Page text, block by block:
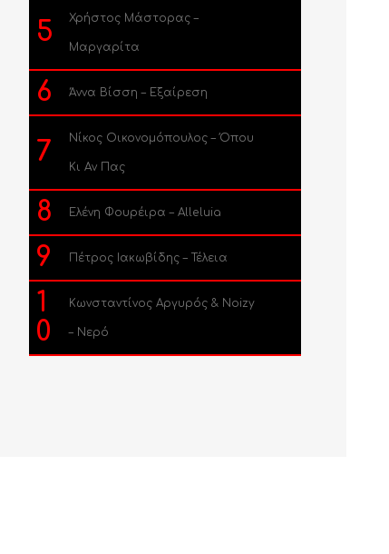
5 Χρήστος Μάστορας –
Μαργαρίτα
6 Άννα Βίσση – Εξαίρεση
7 Νίκος Οικονομόπουλος – Όπου
Κι Αν Πας
8 Ελένη Φουρέιρα – Alleluia
9 Πέτρος Ιακωβίδης – Τέλεια
1
0
Κωνσταντίνος Αργυρός & Noizy
– Νερό